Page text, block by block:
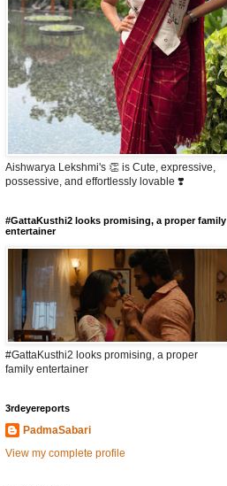
Aishwarya Lekshmi's 👏 is Cute, expressive,
possessive, and effortlessly lovable ❣️
#GattaKusthi2 looks promising, a proper family
entertainer
#GattaKusthi2 looks promising, a proper
family entertainer
3rdeyereports
PadmaSabari
View my complete profile